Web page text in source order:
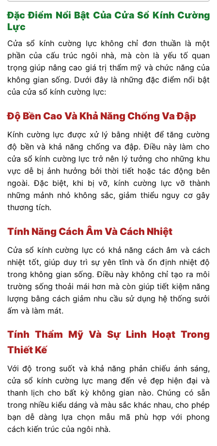
Đặc Điểm Nổi Bật Của Cửa Sổ Kính Cường
Lực
Cửa sổ kính cường lực không chỉ đơn thuần là một
phần của cấu trúc ngôi nhà, mà còn là yếu tố quan
trọng giúp nâng cao giá trị thẩm mỹ và chức năng của
không gian sống. Dưới đây là những đặc điểm nổi bật
của cửa sổ kính cường lực:
Độ Bền Cao Và Khả Năng Chống Va Đập
Kính cường lực được xử lý bằng nhiệt để tăng cường
độ bền và khả năng chống va đập. Điều này làm cho
cửa sổ kính cường lực trở nên lý tưởng cho những khu
vực dễ bị ảnh hưởng bởi thời tiết hoặc tác động bên
ngoài. Đặc biệt, khi bị vỡ, kính cường lực vỡ thành
những mảnh nhỏ không sắc, giảm thiểu nguy cơ gây
thương tích.
Tính Năng Cách Âm Và Cách Nhiệt
Cửa sổ kính cường lực có khả năng cách âm và cách
nhiệt tốt, giúp duy trì sự yên tĩnh và ổn định nhiệt độ
trong không gian sống. Điều này không chỉ tạo ra môi
trường sống thoải mái hơn mà còn giúp tiết kiệm năng
lượng bằng cách giảm nhu cầu sử dụng hệ thống sưởi
ấm và làm mát.
Tính Thẩm Mỹ Và Sự Linh Hoạt Trong
Thiết Kế
Với độ trong suốt và khả năng phản chiếu ánh sáng,
cửa sổ kính cường lực mang đến vẻ đẹp hiện đại và
thanh lịch cho bất kỳ không gian nào. Chúng có sẵn
trong nhiều kiểu dáng và màu sắc khác nhau, cho phép
bạn dễ dàng lựa chọn mẫu mã phù hợp với phong
cách kiến trúc của ngôi nhà.